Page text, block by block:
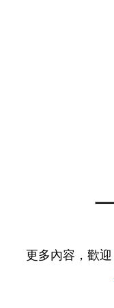
更多內容，歡迎